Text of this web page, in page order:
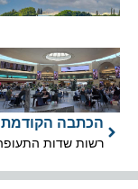
הכתבה הקודמת